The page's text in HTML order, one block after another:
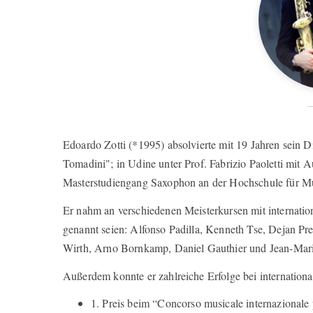
Edoardo Zotti (*1995) absolvierte mit 19 Jahren sein
Tomadini"; in Udine unter Prof. Fabrizio Paoletti mit
Masterstudiengang Saxophon an der Hochschule für
Er nahm an verschiedenen Meisterkursen mit
genannt seien: Alfonso Padilla, Kenneth Tse, Dejan
Wirth, Arno Bornkamp, Daniel Gauthier und Jean-
Außerdem konnte er zahlreiche Erfolge bei
1. Preis beim “Concorso musicale